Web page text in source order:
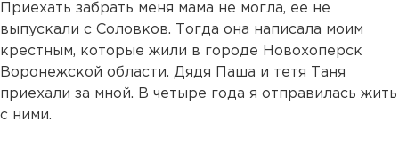
Приехать забрать меня мама не могла, ее не
выпускали с Соловков. Тогда она написала моим
крестным, которые жили в городе Новохоперск
Воронежской области. Дядя Паша и тетя Таня
приехали за мной. В четыре года я отправилась жить
с ними.